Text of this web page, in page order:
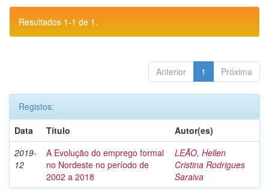
Resultados 1-1 de 1.
Anterior 1 Próxima
Registos:
Data
Título
Autor(es)
2019-
12
A Evolução do emprego formal
no Nordeste no período de
2002 a 2018
LEÃO, Hellen
Cristina Rodrigues
Saraiva